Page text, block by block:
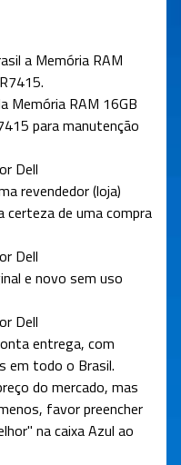
a Memória RAM
.
Memória RAM 16GB
para manutenção
Dell
revendedor (loja)
de uma compra
Dell
e novo sem uso
Dell
entrega, com
em todo o Brasil.
do mercado, mas
favor preencher
na caixa Azul ao